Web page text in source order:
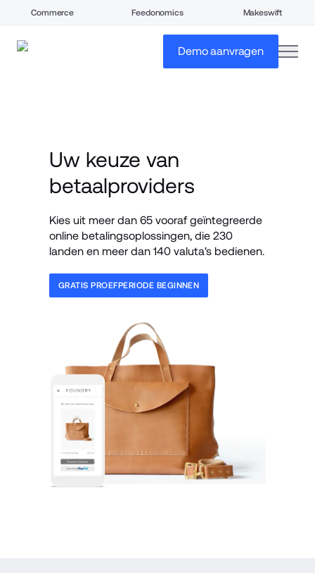
Commerce Feedonomics Makeswift
Demo aanvragen
Uw keuze van
betaalproviders
Kies uit meer dan 65 vooraf geïntegreerde
online betalingsoplossingen, die 230
landen en meer dan 140 valuta's bedienen.
GRATIS PROEFPERIODE BEGINNEN